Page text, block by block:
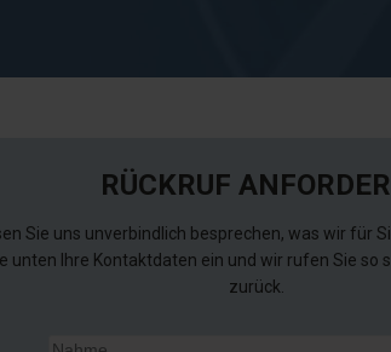
RÜCKRUF
Sie uns unverbindlich besprechen, was wir für
unten Ihre Kontaktdaten ein und wir rufen Sie so
zurück.